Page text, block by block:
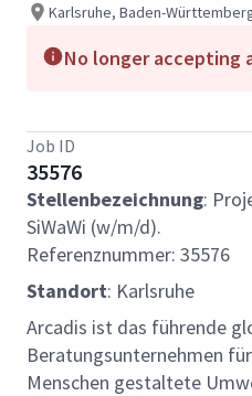
Karlsruhe, Baden-
No longer accepting
Job ID
35576
Stellenbezeichnung:
SiWaWi (w/m/d).
Referenznummer: 35576
Standort: Karlsruhe
Arcadis ist das führende
Beratungsunternehmen
Menschen gestaltete